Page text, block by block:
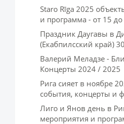
Staro Rīga 2025
и программа - от 15
Праздник Даугавы в
(Екабпилсский край)
Валерий Меладзе -
Концерты 2024 / 2025
Рига сияет в ноябре
события, концерты и
Лиго и Янов день в
мероприятия и